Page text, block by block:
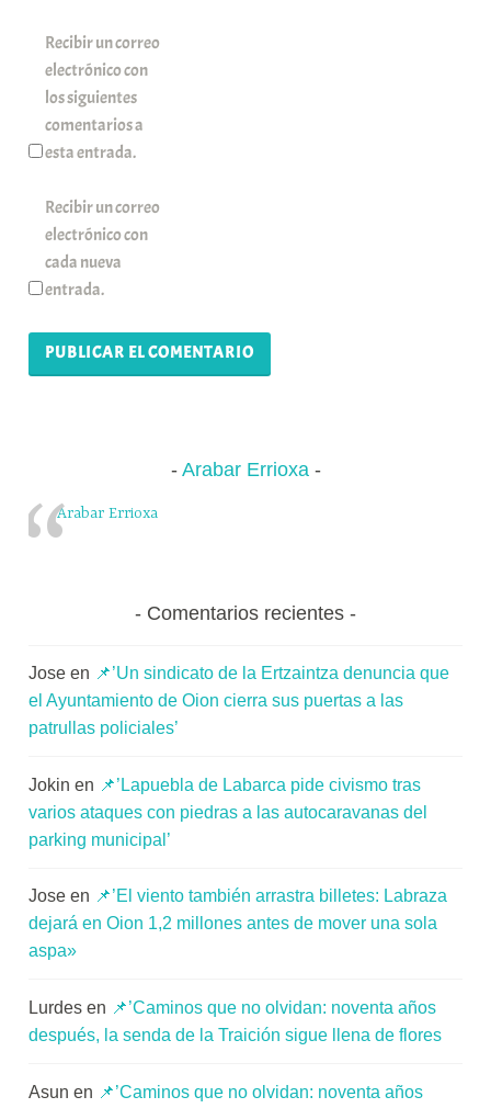
Recibir un correo
electrónico con
los siguientes
comentarios a
esta entrada.
Recibir un correo
electrónico con
cada nueva
entrada.
Arabar Errioxa
Arabar Errioxa
Comentarios recientes
Jose en 📌’Un sindicato de la Ertzaintza denuncia que
el Ayuntamiento de Oion cierra sus puertas a las
patrullas policiales’
Jokin en 📌’Lapuebla de Labarca pide civismo tras
varios ataques con piedras a las autocaravanas del
parking municipal’
Jose en 📌’El viento también arrastra billetes: Labraza
dejará en Oion 1,2 millones antes de mover una sola
aspa»
Lurdes en 📌’Caminos que no olvidan: noventa años
después, la senda de la Traición sigue llena de flores
Asun en 📌’Caminos que no olvidan: noventa años